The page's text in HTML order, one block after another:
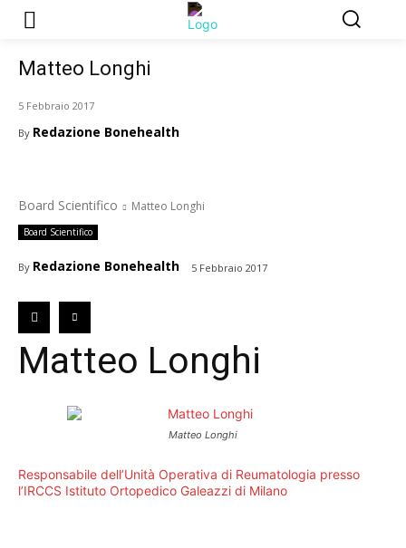
Matteo Longhi
5 Febbraio 2017
By Redazione Bonehealth
Board Scientifico Matteo Longhi
Board Scientifico
By Redazione Bonehealth 5 Febbraio 2017
Matteo Longhi
Matteo Longhi
Responsabile dell’Unità Operativa di Reumatologia presso
l’IRCCS Istituto Ortopedico Galeazzi di Milano